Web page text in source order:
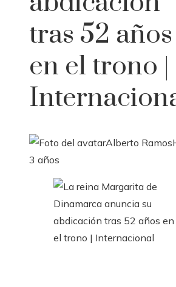
tras 52 años
en el trono |
Alberto Ramos
3 años